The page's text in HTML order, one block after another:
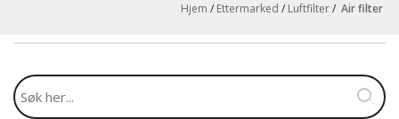
Hjem / Ettermarked / Luftfilter/ air filter